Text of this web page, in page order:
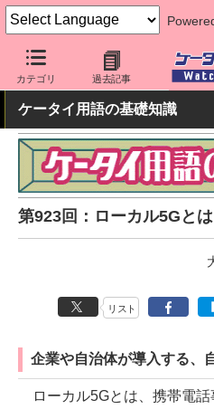
カテゴリ 過去記事
ケータイ Watch 最新技術/その他
ケータイ用語の基礎知識
第923回：ローカル5Gとは
リスト
企業や自治体が導入する、
ローカル5Gとは、携帯電話